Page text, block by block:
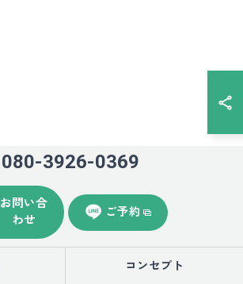
080-3926-0369
お問い合
わせ
ご予約
コンセプト